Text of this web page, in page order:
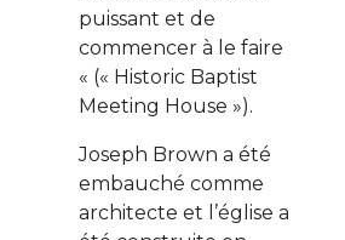
puissant et de
commencer à le faire
« (« Historic Baptist
Meeting House »).
Joseph Brown a été
embauché comme
architecte et l’église a